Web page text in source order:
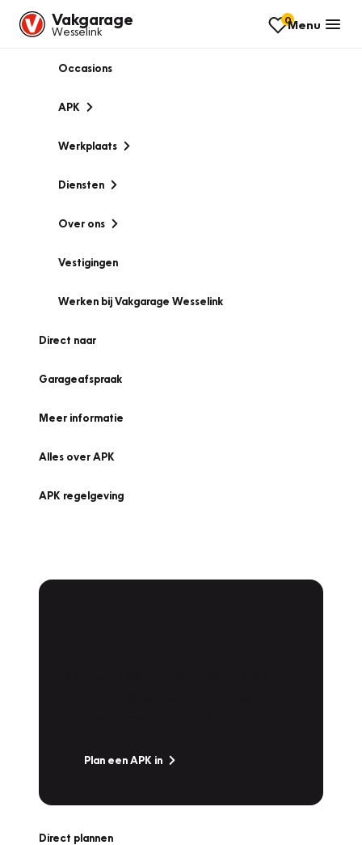
Vakgarage
Wesselink
0Menu
Occasions
APK
Werkplaats
Diensten
Over ons
Vestigingen
Werken bij Vakgarage Wesselink
Direct naar
Garageafspraak
Meer informatie
Alles over APK
APK regelgeving
Plan een APK in
Direct plannen